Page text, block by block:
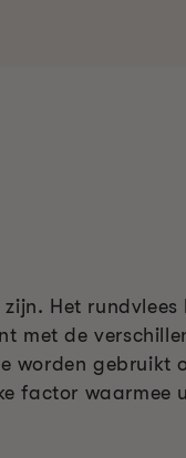
Het rundvlees
met de
worden gebruikt
factor waarmee